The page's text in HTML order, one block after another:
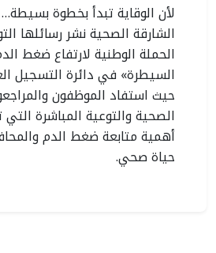
لأن الوقاية تبدأ بخطوة
الشارقة الصحية نشر رسائلها
الحملة الوطنية لارتفاع ضغط
السيطرة» في دائرة التسجيل
حيث استفاد الموظفون
الصحية والتوعية المباشرة
أهمية متابعة ضغط الدم
حياة صحي.